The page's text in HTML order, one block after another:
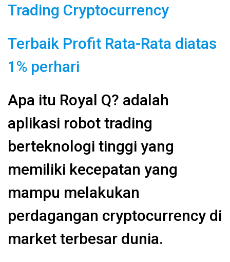
Trading Cryptocurrency
Terbaik Profit Rata-Rata diatas
1% perhari
Apa itu Royal Q? adalah
aplikasi robot trading
berteknologi tinggi yang
memiliki kecepatan yang
mampu melakukan
perdagangan cryptocurrency di
market terbesar dunia.